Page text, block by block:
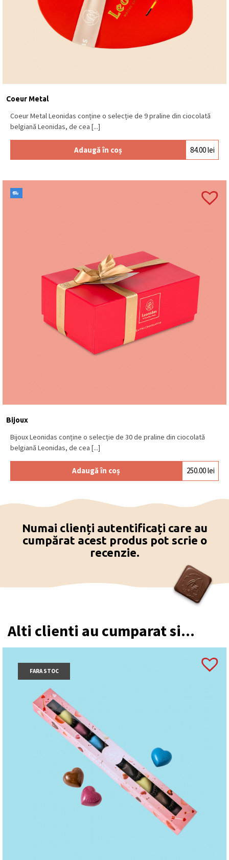
Coeur Metal
Coeur Metal Leonidas conține o selecție de 9 praline din ciocolată
belgiană Leonidas, de cea [...]
Adaugă în coș 84.00lei
Bijoux
Bijoux Leonidas conține o selecție de 30 de praline din ciocolată
belgiană Leonidas, de cea [...]
Adaugă în coș 250.00lei
Numai clienți autentificați care au
cumpărat acest produs pot scrie o
recenzie.
Alti clienti au cumparat si...
FARA STOC